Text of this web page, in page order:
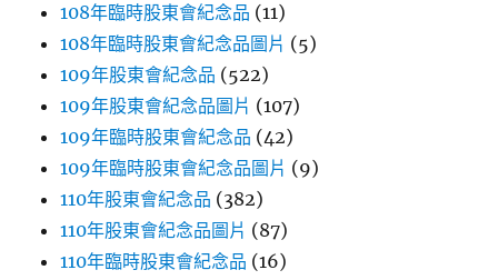
108年臨時股東會紀念品 (11)
108年臨時股東會紀念品圖片 (5)
109年股東會紀念品 (522)
109年股東會紀念品圖片 (107)
109年臨時股東會紀念品 (42)
109年臨時股東會紀念品圖片 (9)
110年股東會紀念品 (382)
110年股東會紀念品圖片 (87)
110年臨時股東會紀念品 (16)